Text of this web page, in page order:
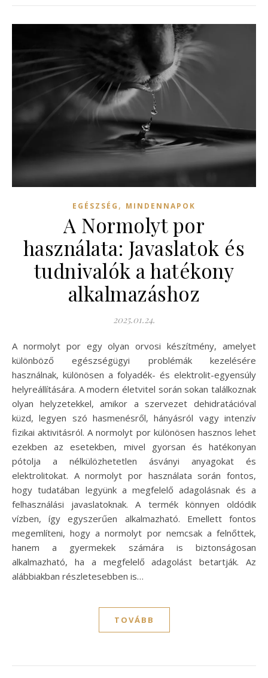
EGÉSZSÉG , MINDENNAPOK
A Normolyt por
használata: Javaslatok és
tudnivalók a hatékony
alkalmazáshoz
2025.01.24.
A normolyt por egy olyan orvosi készítmény, amelyet
különböző egészségügyi problémák kezelésére
használnak, különösen a folyadék- és elektrolit-egyensúly
helyreállítására. A modern életvitel során sokan találkoznak
olyan helyzetekkel, amikor a szervezet dehidratációval
küzd, legyen szó hasmenésről, hányásról vagy intenzív
fizikai aktivitásról. A normolyt por különösen hasznos lehet
ezekben az esetekben, mivel gyorsan és hatékonyan
pótolja a nélkülözhetetlen ásványi anyagokat és
elektrolitokat. A normolyt por használata során fontos,
hogy tudatában legyünk a megfelelő adagolásnak és a
felhasználási javaslatoknak. A termék könnyen oldódik
vízben, így egyszerűen alkalmazható. Emellett fontos
megemlíteni, hogy a normolyt por nemcsak a felnőttek,
hanem a gyermekek számára is biztonságosan
alkalmazható, ha a megfelelő adagolást betartják. Az
alábbiakban részletesebben is…
TOVÁBB